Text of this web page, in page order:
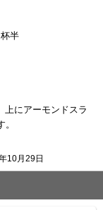
半
にアーモンドスラ
10月29日